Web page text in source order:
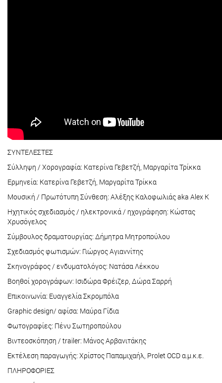
ΣΥΝΤΕΛΕΣΤΕΣ
Σύλληψη / Χορογραφία: Κατερίνα Γεβετζή, Μαργαρίτα Τρίκκα
Ερμηνεία: Κατερίνα Γεβετζή, Μαργαρίτα Τρίκκα
Μουσική / Πρωτότυπη Σύνθεση: Αλέξης Καλοφωλιάς aka Alex K
Ηχητικός σχεδιασμός / ηλεκτρονικά / ηχογράφηση: Κώστας
Χρυσόγελος
Σύμβουλος δραματουργίας: Δήμητρα Μητροπούλου
Σχεδιασμός φωτισμών: Γιώργος Αγιαννίτης
Σκηνογράφος / ενδυματολόγος: Νατάσα Λέκκου
Βοηθοί χορογράφων: Ισιδώρα Φρέιζερ, Δώρα Σαρρή
Επικοινωνία: Ευαγγελία Σκρομπόλα
Graphic design/ αφίσα: Μαύρα Γίδια
Φωτογραφίες: Πένυ Σωτηροπούλου
Βιντεοσκόπηση / trailer: Μάνος Αρβανιτάκης
Εκτέλεση παραγωγής: Χρίστος Παπαμιχαήλ, Prolet OCD α.μ.κ.ε.
ΠΛΗΡΟΦΟΡΙΕΣ